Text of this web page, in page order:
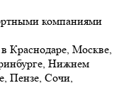
компаниями
Краснодаре, Москве,
Нижнем
Пензе, Сочи,